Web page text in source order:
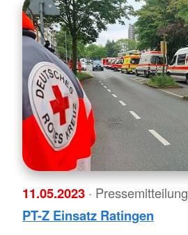
11.05.2023 · Pressemitteilung
PT-Z Einsatz Ratingen